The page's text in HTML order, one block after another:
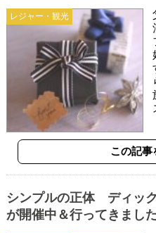
レジャー・観光
この記事
シンプルの正体 ディッ
が開催中＆行ってきまし